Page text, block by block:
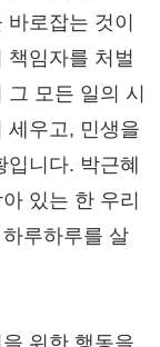
로잡는 것이
책임자를 처벌
모든 일의 시
세우고, 민생을
니다. 박근혜
있는 한 우리
루하루를 살